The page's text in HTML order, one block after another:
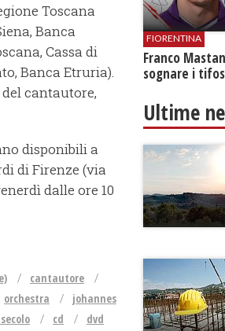
Toscana
Banca
Cassa di
Banca Etruria).
cantautore,
disponibili a
di Firenze (via
dalle ore 10
cantautore
orchestra
johannes
cd
dvd
FIORENTINA
Franco
sognare i
Ultime